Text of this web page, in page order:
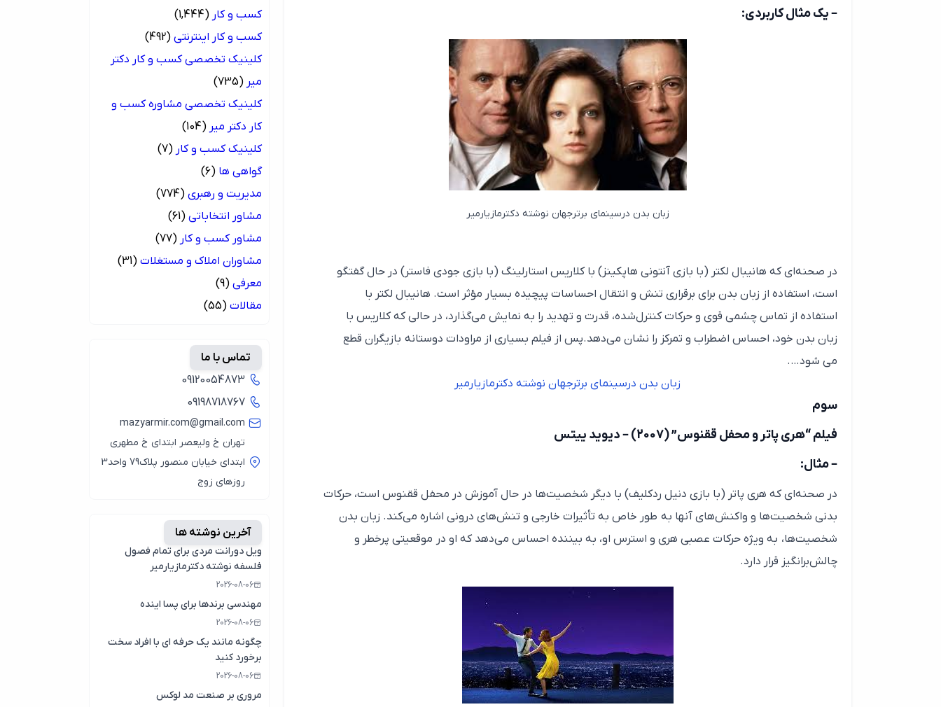
– یک مثال کاربردی:
زبان بدن درسینمای برترجهان نوشته دکترمازیارمیر
در صحنه‌ای که هانیبال لکتر (با بازی آنتونی هاپکینز) با کلاریس استارلینگ (با بازی جودی فاستر) در حال گفتگو
است، استفاده از زبان بدن برای برقراری تنش و انتقال احساسات پیچیده بسیار مؤثر است. هانیبال لکتر با
استفاده از تماس چشمی قوی و حرکات کنترل‌شده، قدرت و تهدید را به نمایش می‌گذارد، در حالی که کلاریس با
زبان بدن خود، احساس اضطراب و تمرکز را نشان می‌دهد.پس از فیلم بسیاری از مراودات دوستانه بازیگران قطع
می شود….
زبان بدن درسینمای برترجهان نوشته دکترمازیارمیر
سوم
فیلم “هری پاتر و محفل ققنوس” (2007) – دیوید ییتس
– مثال:
در صحنه‌ای که هری پاتر (با بازی دنیل ردکلیف) با دیگر شخصیت‌ها در حال آموزش در محفل ققنوس است، حرکات
بدنی شخصیت‌ها و واکنش‌های آنها به طور خاص به تأثیرات خارجی و تنش‌های درونی اشاره می‌کند. زبان بدن
شخصیت‌ها، به ویژه حرکات عصبی هری و استرس او، به بیننده احساس می‌دهد که او در موقعیتی پرخطر و
چالش‌برانگیز قرار دارد.
کسب و کار (1,444)
کسب و کار اینترنتی (492)
کلینیک تخصصی کسب و کار دکتر
میر (735)
کلینیک تخصصی مشاوره کسب و
کار دکتر میر (104)
کلینیک کسب و کار (7)
گواهی ها (6)
مدیریت و رهبری (774)
مشاور انتخاباتی (61)
مشاور کسب و کار (77)
مشاوران املاک و مستغلات (31)
معرفی (9)
مقالات (55)
تماس با ما
09120054873
09198718767
mazyarmir.com@gmail.com
تهران خ ولیعصر ابتدای خ مطهری
ابتدای خیابان منصور پلاک79 واحد3
روزهای زوج
آخرین نوشته ها
ویل دورانت مردی برای تمام فصول
فلسفه نوشته دکترمازیارمیر
2026-08-06
مهندسی برندها برای پسا اینده
2026-08-06
چگونه مانند یک حرفه ای با افراد سخت
برخورد کنید
2026-08-06
مروری بر صنعت مد لوکس